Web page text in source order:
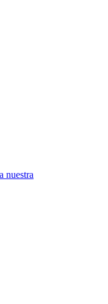
nuestra